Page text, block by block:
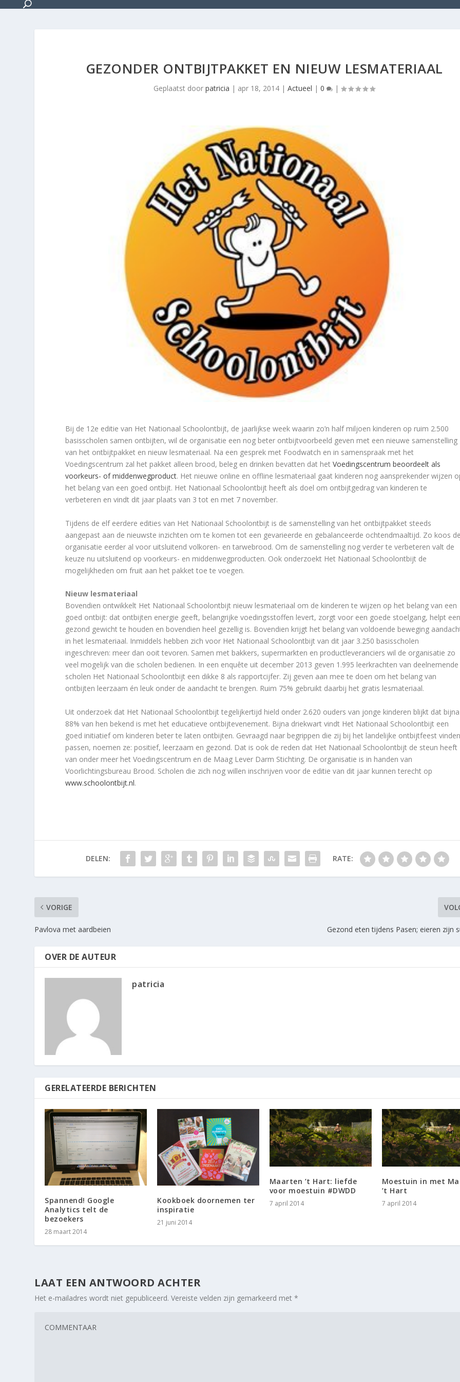
GEZONDER ONTBIJTPAKKET EN NIEUW LESMATERIAAL
Geplaatst doorpatricia | apr 18, 2014 |Actueel |0 |
Bij de 12e editie van Het Nationaal Schoolontbijt, de jaarlijkse week waarin zo’n half miljoen kinderen op ruim 2.500
basisscholen samen ontbijten, wil de organisatie een nog beter ontbijtvoorbeeld geven met een nieuwe samenstelling
van het ontbijtpakket en nieuw lesmateriaal. Na een gesprek met Foodwatch en in samenspraak met het
Voedingscentrum zal het pakket alleen brood, beleg en drinken bevatten dat hetVoedingscentrum beoordeelt als
voorkeurs- of middenwegproduct. Het nieuwe online en offline lesmateriaal gaat kinderen nog aansprekender wijzen
het belang van een goed ontbijt. Het Nationaal Schoolontbijt heeft als doel om ontbijtgedrag van kinderen te
verbeteren en vindt dit jaar plaats van 3 tot en met 7 november.
Tijdens de elf eerdere edities van Het Nationaal Schoolontbijt is de samenstelling van het ontbijtpakket steeds
aangepast aan de nieuwste inzichten om te komen tot een gevarieerde en gebalanceerde ochtendmaaltijd. Zo koos de
organisatie eerder al voor uitsluitend volkoren- en tarwebrood. Om de samenstelling nog verder te verbeteren valt de
keuze nu uitsluitend op voorkeurs- en middenwegproducten. Ook onderzoekt Het Nationaal Schoolontbijt de
mogelijkheden om fruit aan het pakket toe te voegen.
Nieuw lesmateriaal
Bovendien ontwikkelt Het Nationaal Schoolontbijt nieuw lesmateriaal om de kinderen te wijzen op het belang van een
goed ontbijt: dat ontbijten energie geeft, belangrijke voedingsstoffen levert, zorgt voor een goede stoelgang, helpt een
gezond gewicht te houden en bovendien heel gezellig is. Bovendien krijgt het belang van voldoende beweging
in het lesmateriaal. Inmiddels hebben zich voor Het Nationaal Schoolontbijt van dit jaar 3.250 basisscholen
ingeschreven: meer dan ooit tevoren. Samen met bakkers, supermarkten en productleveranciers wil de organisatie zo
veel mogelijk van die scholen bedienen. In een enquête uit december 2013 geven 1.995 leerkrachten van deelnemende
scholen Het Nationaal Schoolontbijt een dikke 8 als rapportcijfer. Zij geven aan mee te doen om het belang van
ontbijten leerzaam én leuk onder de aandacht te brengen. Ruim 75% gebruikt daarbij het gratis lesmateriaal.
Uit onderzoek dat Het Nationaal Schoolontbijt tegelijkertijd hield onder 2.620 ouders van jonge kinderen blijkt dat bijna
88% van hen bekend is met het educatieve ontbijtevenement. Bijna driekwart vindt Het Nationaal Schoolontbijt een
goed initiatief om kinderen beter te laten ontbijten. Gevraagd naar begrippen die zij bij het landelijke ontbijtfeest vinden
passen, noemen ze: positief, leerzaam en gezond. Dat is ook de reden dat Het Nationaal Schoolontbijt de steun heeft
van onder meer het Voedingscentrum en de Maag Lever Darm Stichting. De organisatie is in handen van
Voorlichtingsbureau Brood. Scholen die zich nog willen inschrijven voor de editie van dit jaar kunnen terecht op
www.schoolontbijt.nl.
DELEN: RATE:
VORIGE
Pavlova met aardbeien Gezond eten tijdens Pasen; eieren zijn
OVER DE AUTEUR
patricia
GERELATEERDE BERICHTEN
Spannend! Google
Analytics telt de
bezoekers
28 maart 2014
Kookboek doornemen ter
inspiratie
21 juni 2014
Maarten ’t Hart: liefde
voor moestuin #DWDD
7 april 2014
Moestuin in met
’t Hart
7 april 2014
LAAT EEN ANTWOORD ACHTER
Het e-mailadres wordt niet gepubliceerd. Vereiste velden zijn gemarkeerd met*